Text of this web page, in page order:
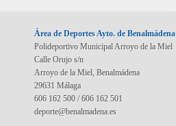
Área de Deportes Ayto. de Benalmádena
Polideportivo Municipal Arroyo de la Miel
Calle Orujo s/n
Arroyo de la Miel, Benalmádena
29631 Málaga
606 162 500 / 606 162 501
deporte@benalmadena.es